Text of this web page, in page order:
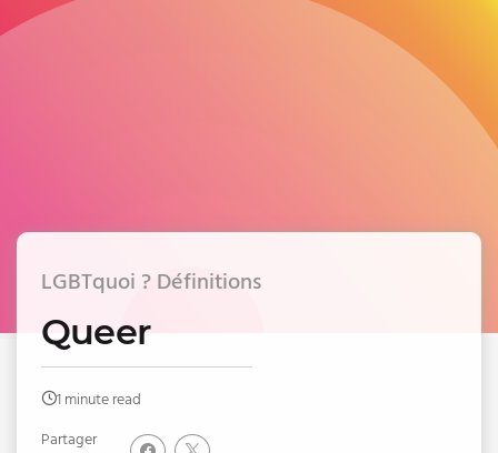
LGBTquoi ? Définitions
Queer
1 minute read
Partager